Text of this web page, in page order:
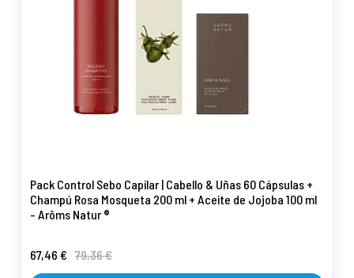
Pack Control Sebo Capilar | Cabello & Uñas 60 Cápsulas +
Champú Rosa Mosqueta 200 ml + Aceite de Jojoba 100 ml
- Arôms Natur ®
67,46 € 79,36 €